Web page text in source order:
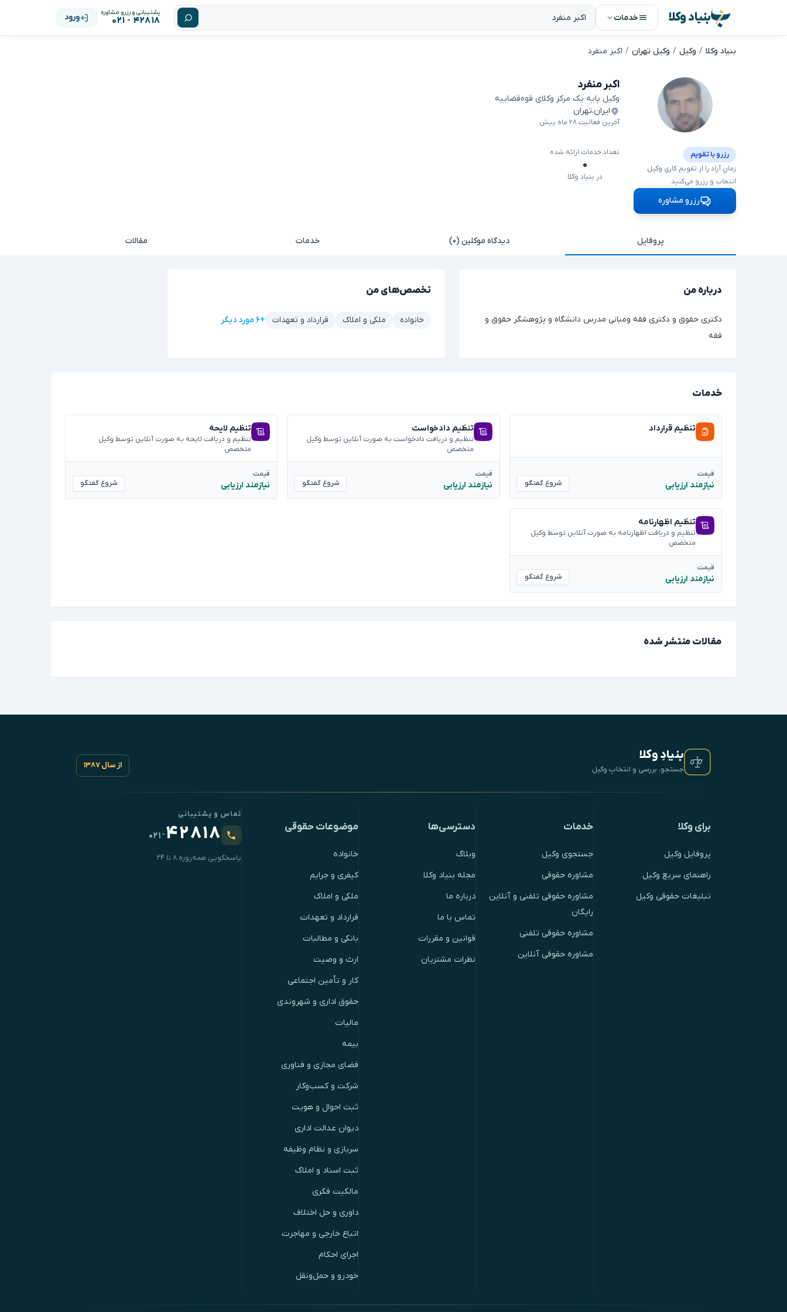
بنیاد وکلا خدمات پشتیبانی و رزرو مشاوره
۴۲۸۱۸ - ۰۲۱ ورود
بنیاد وکلا وکیل وکیل تهران اکبر منفرد
اکبر منفرد
وکیل پایه یک مرکز وکلای قوه‌قضاییه
ایران،تهران
آخرین فعالیت ۲۸ ماه پیش
تعداد خدمات ارائه شده
۰
در بنیاد وکلا
رزرو با تقویم
زمانِ آزاد را از تقویمِ کاریِ وکیل
انتخاب و رزرو می‌کنید.
رزرو مشاوره
پروفایل دیدگاه موکلین (۰) خدمات مقالات
درباره من
دکتری حقوق و دکتری فقه ومبانی مدرس دانشگاه و پژوهشگر حقوق و
فقه
تخصص‌های من
خانواده ملکی و املاک قرارداد و تعهدات +۶ مورد دیگر
خدمات
تنظیم قرارداد
قیمت
نیازمند ارزیابی شروع گفتگو
تنظیم دادخواست
تنظیم و دریافت دادخواست به صورت آنلاین توسط وکیل
متخصص
قیمت
نیازمند ارزیابی شروع گفتگو
تنظیم لایحه
تنظیم و دریافت لایحه به صورت آنلاین توسط وکیل
متخصص
قیمت
نیازمند ارزیابی شروع گفتگو
تنظیم اظهارنامه
تنظیم و دریافت اظهارنامه به صورت آنلاین توسط وکیل
متخصص
قیمت
نیازمند ارزیابی شروع گفتگو
مقالات منتشر شده
بنیادِ وکلا
جستجو، بررسی و انتخابِ وکیل از سال ۱۳۸۷
برای وکلا
پروفایل وکیل
راهنمای سریع وکیل
تبلیغات حقوقی وکیل
خدمات
جستجوی وکیل
مشاوره حقوقی
مشاوره حقوقی تلفنی و آنلاین
رایگان
مشاوره حقوقی تلفنی
مشاوره حقوقی آنلاین
دسترسی‌ها
وبلاگ
مجله بنیاد وکلا
درباره ما
تماس با ما
قوانین و مقررات
نظرات مشتریان
موضوعات حقوقی
خانواده
کیفری و جرایم
ملکی و املاک
قرارداد و تعهدات
بانکی و مطالبات
ارث و وصیت
کار و تأمین اجتماعی
حقوق اداری و شهروندی
مالیات
بیمه
فضای مجازی و فناوری
شرکت و کسب‌وکار
ثبت احوال و هویت
دیوان عدالت اداری
سربازی و نظام وظیفه
ثبت اسناد و املاک
مالکیت فکری
داوری و حل اختلاف
اتباع خارجی و مهاجرت
اجرای احکام
خودرو و حمل‌ونقل
تماس و پشتیبانی
۴۲۸۱۸-۰۲۱
پاسخگویی همه‌روزه ۸ تا ۲۴